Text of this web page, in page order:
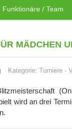
Funktionäre / Team
MÄDCHEN
Kategorie: Turniere -
wird an drei